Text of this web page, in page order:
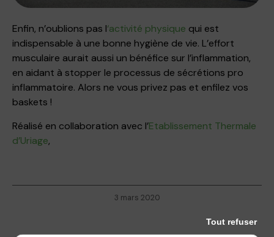
Enfin, n’oublions pas l‘activité physique qui est
indispensable à une bonne hygiène de vie. L’effort
musculaire aurait aussi un bénéfice sur l’inflammation,
en aidant à stopper le processus de sécrétions pro
inflammatoire. Alors ne vous privez pas et enfilez vos
baskets !
Réalisé en collaboration avec l’Etablissement Thermale
d’Uriage,
3 mars 2020
Tout refuser